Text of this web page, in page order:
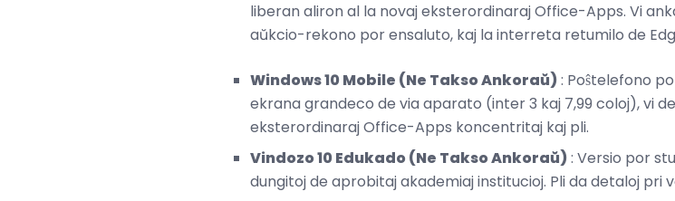
liberan aliron al la novaj eksterordinaraj Office-Apps. Vi
aŭkcio-rekono por ensaluto, kaj la interreta retumilo de
Windows 10 Mobile (Ne Takso Ankoraŭ): Poŝtelefono
ekrana grandeco de via aparato (inter 3 kaj 7,99 coloj), vi
eksterordinaraj Office-Apps koncentritaj kaj pli.
Vindozo 10 Edukado (Ne Takso Ankoraŭ): Versio por
dungitoj de aprobitaj akademiaj institucioj. Pli da detaloj pri